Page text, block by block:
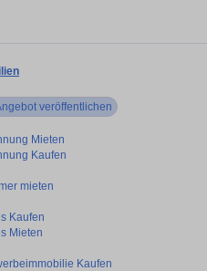
veröffentlichen
Mieten
Kaufen
mieten
Kaufen
Mieten
Kaufen